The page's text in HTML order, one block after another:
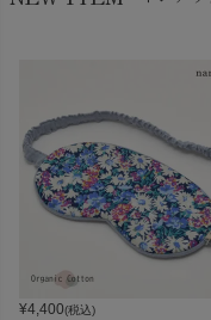
¥4,400(税込)